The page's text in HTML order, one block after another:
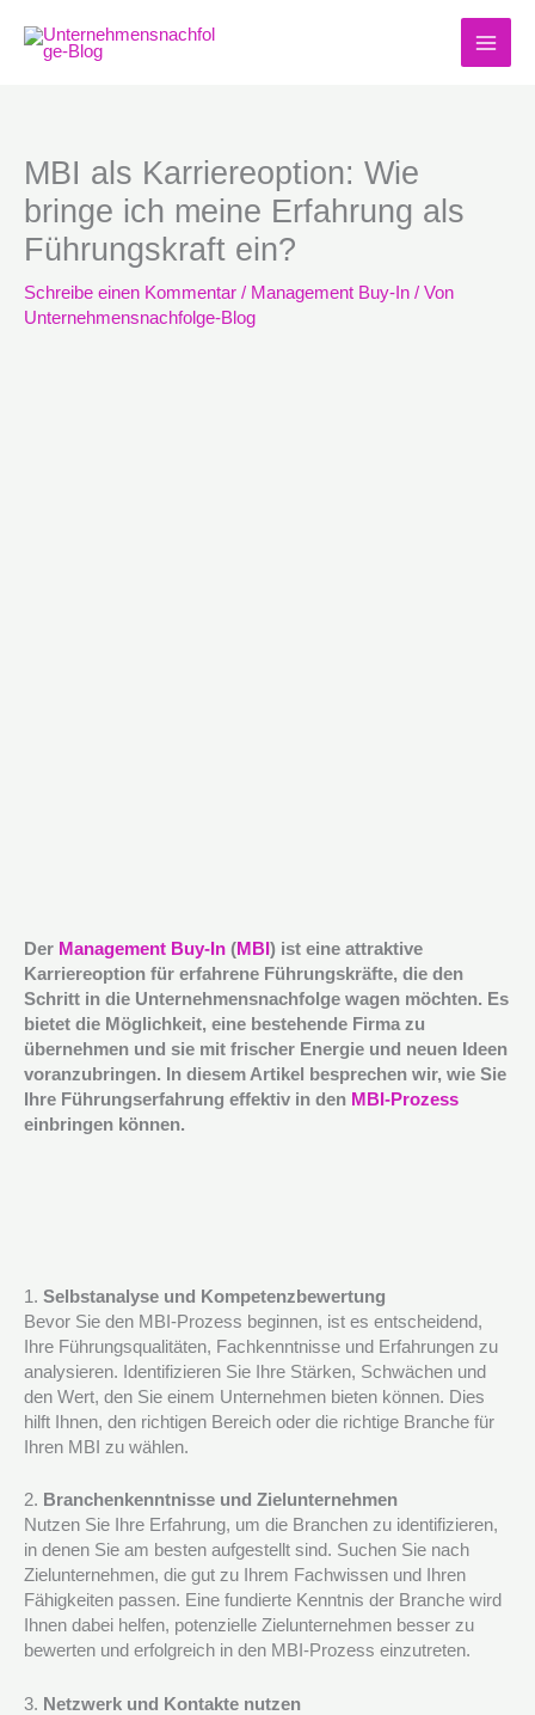
Inhalt
springen
MBI als Karriereoption: Wie
bringe ich meine Erfahrung als
Führungskraft ein?
Schreibe einen Kommentar / Management Buy-In / Von
Unternehmensnachfolge-Blog
Der Management Buy-In (MBI ) ist eine attraktive
Karriereoption für erfahrene Führungskräfte, die den
Schritt in die Unternehmensnachfolge wagen möchten. Es
bietet die Möglichkeit, eine bestehende Firma zu
übernehmen und sie mit frischer Energie und neuen Ideen
voranzubringen. In diesem Artikel besprechen wir, wie Sie
Ihre Führungserfahrung effektiv in den MBI-Prozess
einbringen können.
1. Selbstanalyse und Kompetenzbewertung
Bevor Sie den MBI-Prozess beginnen, ist es entscheidend,
Ihre Führungsqualitäten, Fachkenntnisse und Erfahrungen zu
analysieren. Identifizieren Sie Ihre Stärken, Schwächen und
den Wert, den Sie einem Unternehmen bieten können. Dies
hilft Ihnen, den richtigen Bereich oder die richtige Branche für
Ihren MBI zu wählen.
2. Branchenkenntnisse und Zielunternehmen
Nutzen Sie Ihre Erfahrung, um die Branchen zu identifizieren,
in denen Sie am besten aufgestellt sind. Suchen Sie nach
Zielunternehmen, die gut zu Ihrem Fachwissen und Ihren
Fähigkeiten passen. Eine fundierte Kenntnis der Branche wird
Ihnen dabei helfen, potenzielle Zielunternehmen besser zu
bewerten und erfolgreich in den MBI-Prozess einzutreten.
3. Netzwerk und Kontakte nutzen